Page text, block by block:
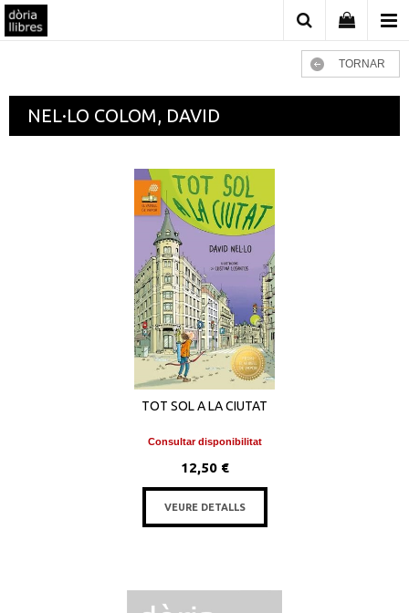
TORNAR
NEL·LO COLOM, DAVID
TOT SOL A LA CIUTAT
Consultar disponibilitat
12,50 €
VEURE DETALLS